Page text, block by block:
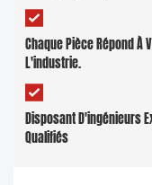
Chaque Pièce Répond À
L'industrie.
Disposant D'ingénieurs
Qualifiés